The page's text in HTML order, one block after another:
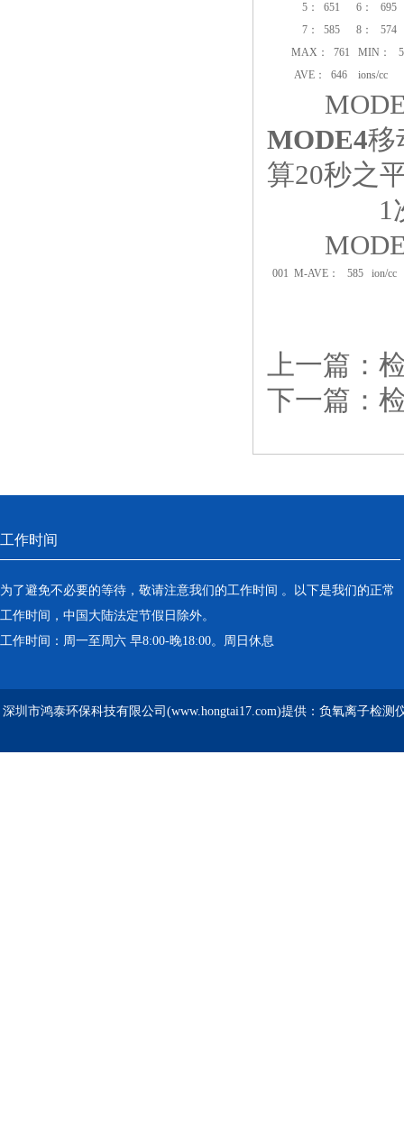
5 ： 651 6 ：
695
7 ： 585 8 ：
574
MAX ： 761 MIN ：
AVE ： 646 ions/cc
MODE4移
算20秒之
1次，
001 M-AVE ： 585 ion/cc
上一篇：
下一篇：
工作时间
为了避免不必要的等待，敬请注意我们的工作时间 。以下是我们的正常
工作时间，中国大陆法定节假日除外。
工作时间：周一至周六 早8:00-晚18:00。周日休息
深圳市鸿泰环保科技有限公司(www.hongtai17.com)提供：负氧离子检